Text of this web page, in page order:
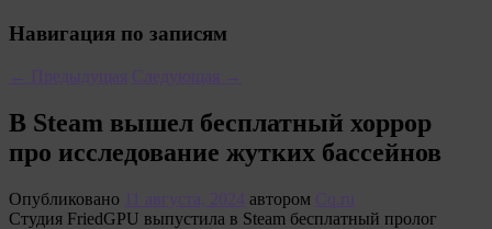
Навигация по записям
← Предыдущая Следующая →
В Steam вышел бесплатный хоррор
про исследование жутких бассейнов
Опубликовано 11 августа, 2024 автором Cq.ru
Студия FriedGPU выпустила в Steam бесплатный пролог